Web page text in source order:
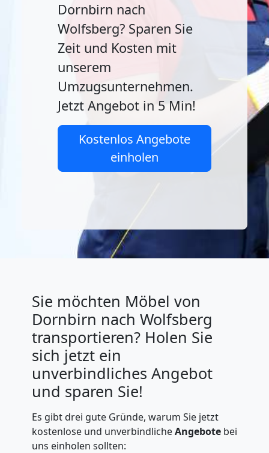
Dornbirn nach
Wolfsberg? Sparen Sie
Zeit und Kosten mit
unserem
Umzugsunternehmen.
Jetzt Angebot in 5 Min!
Kostenlos Angebote
einholen
Sie möchten Möbel von
Dornbirn nach Wolfsberg
transportieren? Holen Sie
sich jetzt ein
unverbindliches Angebot
und sparen Sie!
Es gibt drei gute Gründe, warum Sie jetzt
kostenlose und unverbindlicheAngebotebei
uns einholen sollten: